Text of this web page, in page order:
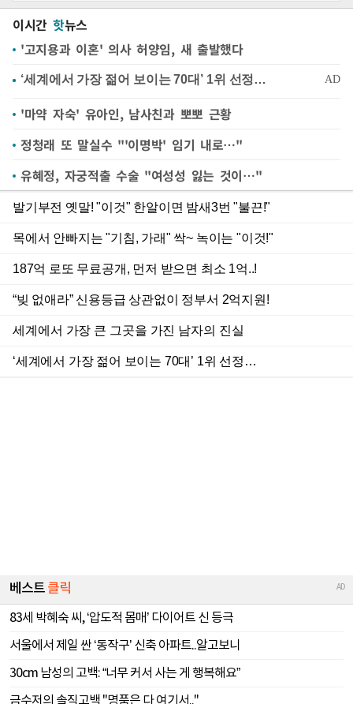
이시간 핫뉴스
'고지용과 이혼' 의사 허양임, 새 출발했다
'마약 자숙' 유아인, 남사친과 뽀뽀 근황
정청래 또 말실수 "'이명박' 임기 내로…"
유혜정, 자궁적출 수술 "여성성 잃는 것이…"